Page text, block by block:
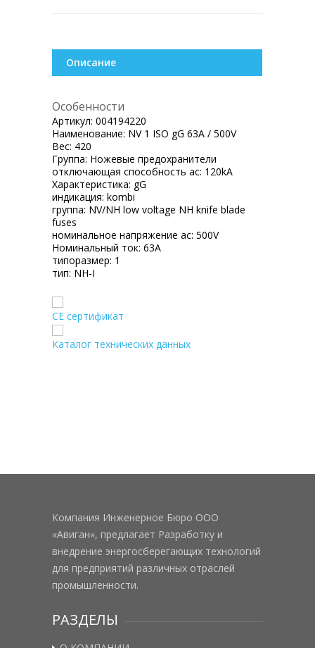
Описание
Особенности
Артикул: 004194220
Наименование: NV 1 ISO gG 63A / 500V
Вес: 420
Группа: Ножевые предохранители
отключающая способность ac: 120kA
Характеристика: gG
индикация: kombi
группа: NV/NH low voltage NH knife blade
fuses
номинальное напряжение ac: 500V
Номинальный ток: 63A
типоразмер: 1
тип: NH-I
CE сертификат
Каталог технических данных
Компания Инженерное Бюро ООО
«Авиган», предлагает Разработку и
внедрение энергосберегающих технологий
для предприятий различных отраслей
промышленности.
РАЗДЕЛЫ